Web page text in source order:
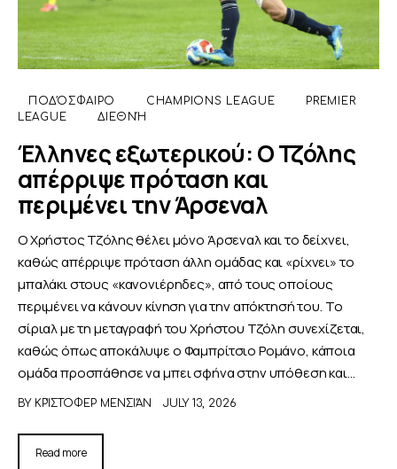
ΠΟΔΌΣΦΑΙΡΟ CHAMPIONS LEAGUE
PREMIER
LEAGUE
ΔΙΕΘΝΉ
Έλληνες εξωτερικού: Ο Τζόλης
απέρριψε πρόταση και
περιμένει την Άρσεναλ
Ο Χρήστος Τζόλης θέλει μόνο Άρσεναλ και το δείχνει,
καθώς απέρριψε πρόταση άλλη ομάδας και «ρίχνει» το
μπαλάκι στους «κανονιέρηδες», από τους οποίους
περιμένει να κάνουν κίνηση για την απόκτησή του. Το
σίριαλ με τη μεταγραφή του Χρήστου Τζόλη συνεχίζεται,
καθώς όπως αποκάλυψε ο Φαμπρίτσιο Ρομάνο, κάποια
ομάδα προσπάθησε να μπει σφήνα στην υπόθεση και…
BY ΚΡΊΣΤΟΦΕΡ ΜΕΝΣΙΆΝ JULY 13, 2026
Read more